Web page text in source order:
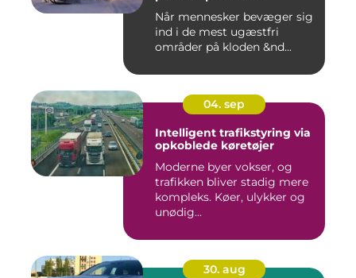
Når mennesker bevæger sig
ind i de mest ugæstfri
områder på kloden &nd...
04. sep
Intelligent trafikstyring via
opkoblede køretøjer
Moderne byer vokser, og
trafikken bliver stadig mere
kompleks. Køer, ulykker og
unødig...
30. aug